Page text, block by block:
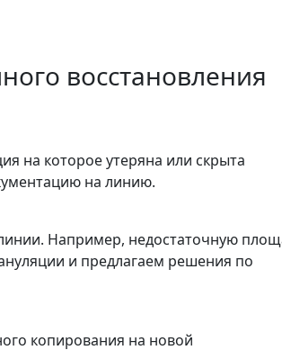
восстановления
на которое утеряна или скрыта
на линию.
Например, недостаточную
и предлагаем решения по
копирования на новой